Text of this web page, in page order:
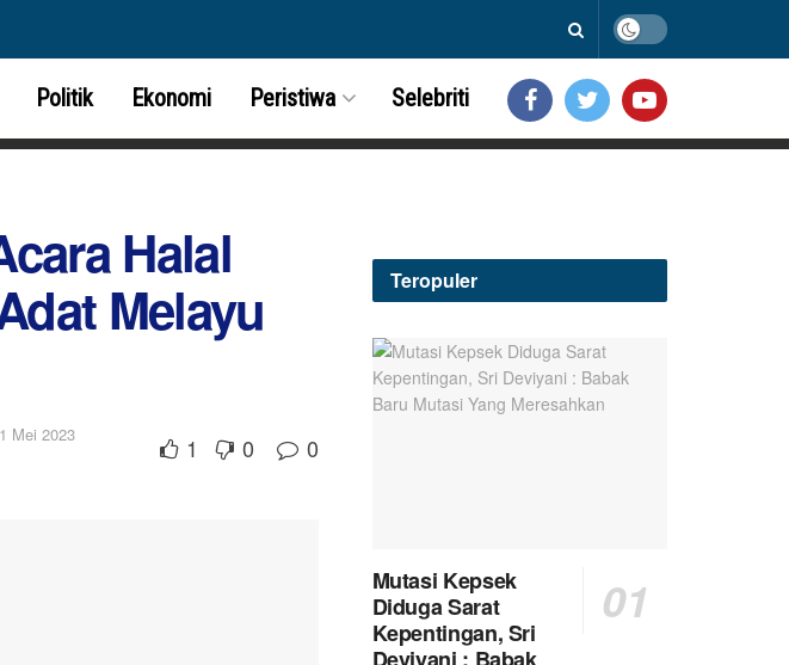
Politik Ekonomi Peristiwa Selebriti
Halal
Melayu
Mei 2023
1 0 0
Teropuler
Mutasi Kepsek
Diduga Sarat
Kepentingan, Sri